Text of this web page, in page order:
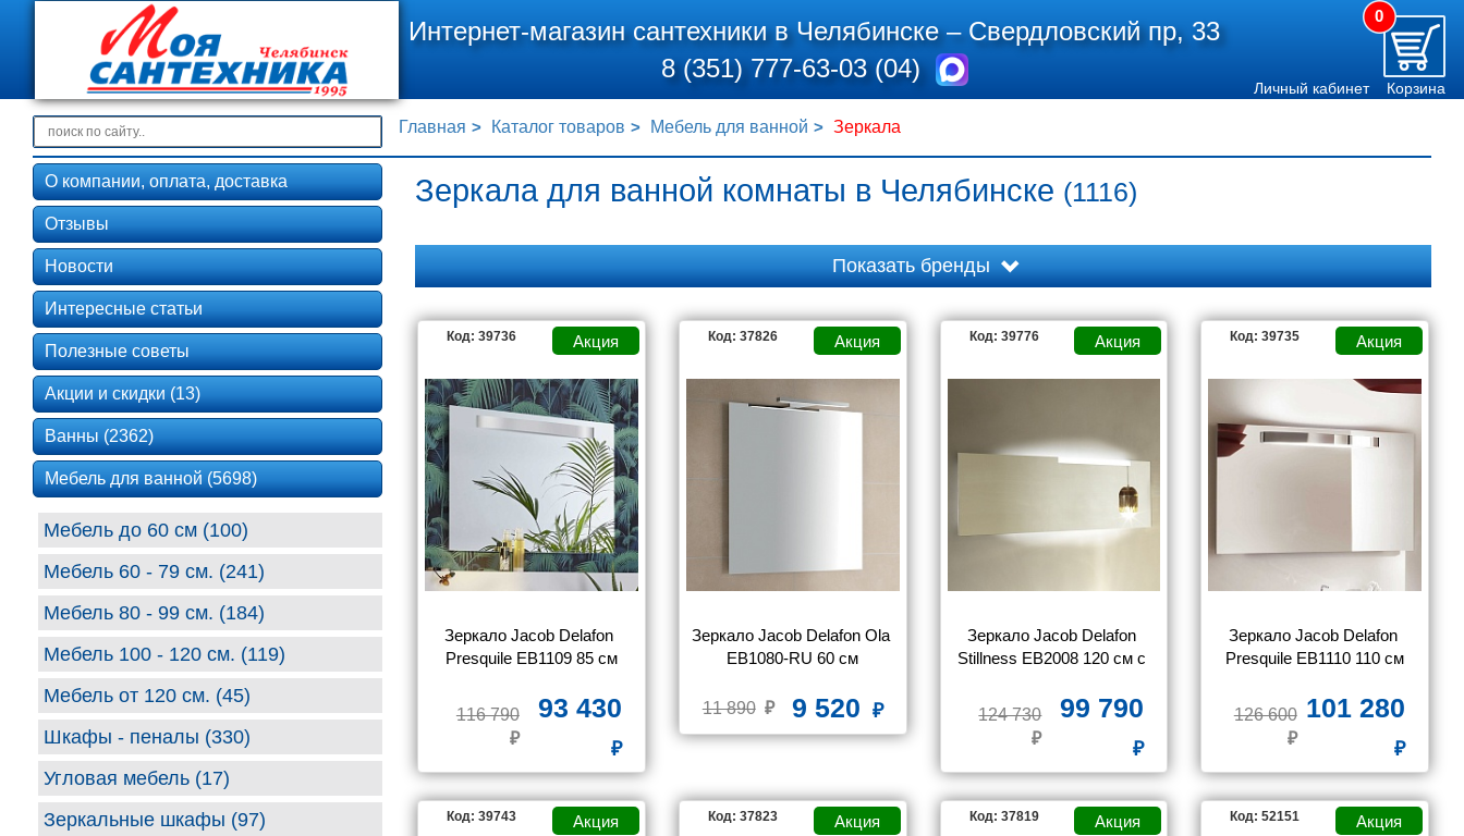
Интернет-магазин сантехники в Челябинске –Свердловский пр, 33
8 (351) 777-63-03 (04)
0
Личный кабинет Корзина
Главная Каталог товаров Мебель для ванной Зеркала
Зеркала для ванной комнаты в Челябинске (1116)
1MARKA AM.PM AQUANET AQUATON AQWELLA AQWELLA 5 STARS ART&MAX
ASB-WOODLINE AZARIO DURAVIT
IDDIS
Показать бренды
Код: 39736
Зеркало Jacob Delafon
Presquile EB1109 85 см
116 790 93 430
Код: 37826
Зеркало Jacob Delafon Ola
EB1080-RU 60 см
11 890 9 520
Код: 39776
Зеркало Jacob Delafon
Stillness EB2008 120 см с
124 730
99 790
Код: 39735
Зеркало Jacob Delafon
Presquile EB1110 110 см
126 600 101 280
Код: 39743 Код: 37823 Код: 37819 Код: 52151
О компании, оплата, доставка
Отзывы
Новости
Интересные статьи
Полезные советы
Акции и скидки (13)
Ванны (2362)
Мебель для ванной (5698)
Мебель до 60 см (100)
Мебель 60 - 79 см. (241)
Мебель 80 - 99 cм. (184)
Мебель 100 - 120 см. (119)
Мебель от 120 см. (45)
Шкафы - пеналы (330)
Угловая мебель (17)
Зеркальные шкафы (97)